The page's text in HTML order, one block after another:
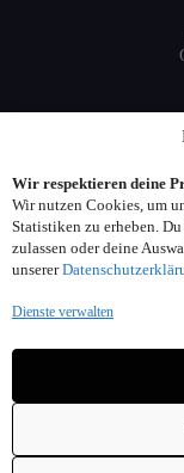
Wir respektieren deine
Wir nutzen Cookies, um
Statistiken zu erheben.
zulassen oder deine
unserer
Dienste verwalten
Adresse:
Email: